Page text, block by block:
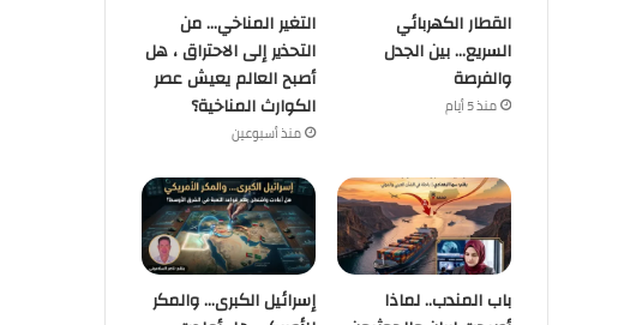
القطار الكهربائي
السريع… بين الجدل
والفرصة
منذ 5 أيام
التغير المناخي… من
التحذير إلى الاحتراق ، هل
أصبح العالم يعيش عصر
الكوارث المناخية؟
منذ أسبوعين
باب المندب.. لماذا
إسرائيل الكبرى… والمكر